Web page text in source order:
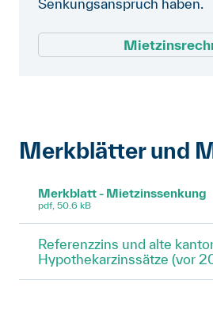
Senkungsanspruch haben.
Merkblätter und
Merkblatt - Mietzinssenkung
pdf, 50.6 kB
Referenzzins und alte
Hypothekarzinssätze (vor